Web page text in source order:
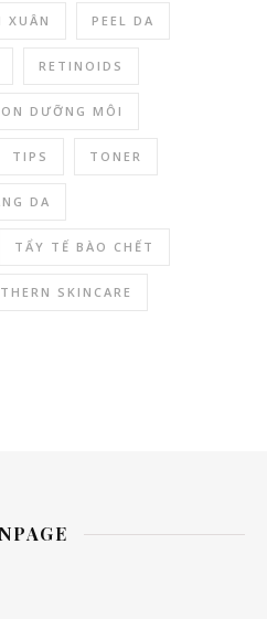
XUÂN PEEL DA
RETINOIDS
DƯỠNG MÔI
TIPS TONER
DA
TẨY TẾ BÀO CHẾT
SKINCARE